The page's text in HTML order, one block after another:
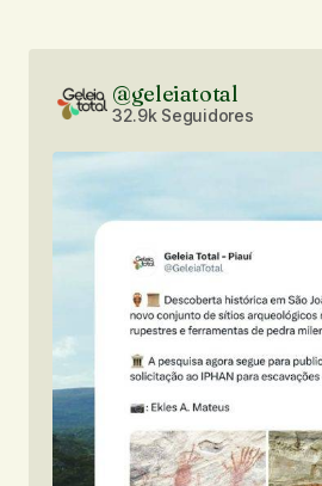
@geleiatotal
32.9k Seguidores